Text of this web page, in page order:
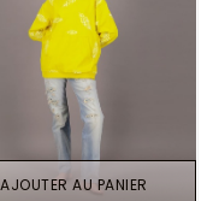
AJOUTER AU PANIER